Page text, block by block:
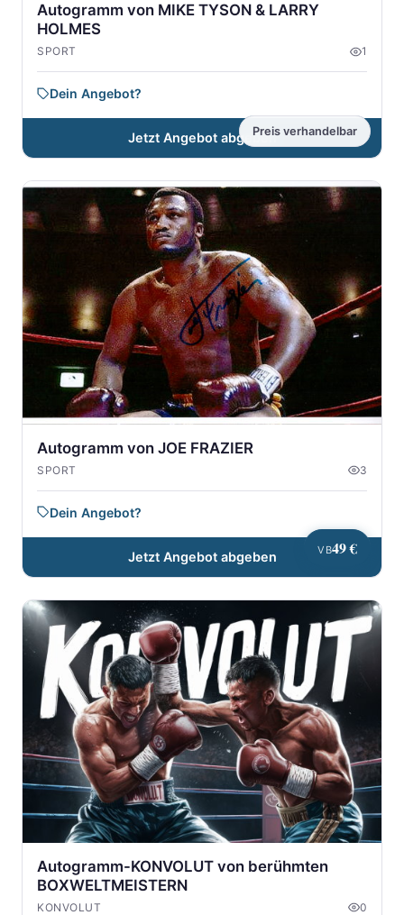
Preis verhandelbar
Autogramm von MIKE TYSON & LARRY
HOLMES
SPORT 1
Dein Angebot?
Jetzt Angebot abgeben
VB49 €
Autogramm von JOE FRAZIER
SPORT 3
Dein Angebot?
Jetzt Angebot abgeben
Autogramm-KONVOLUT von berühmten
BOXWELTMEISTERN
KONVOLUT 0